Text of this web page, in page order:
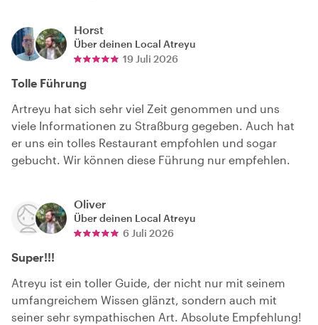
Horst
Über deinen Local Atreyu
19 Juli 2026
Tolle Führung
Artreyu hat sich sehr viel Zeit genommen und uns
viele Informationen zu Straßburg gegeben. Auch hat
er uns ein tolles Restaurant empfohlen und sogar
gebucht. Wir können diese Führung nur empfehlen.
Oliver
Über deinen Local Atreyu
6 Juli 2026
Super!!!
Atreyu ist ein toller Guide, der nicht nur mit seinem
umfangreichem Wissen glänzt, sondern auch mit
seiner sehr sympathischen Art. Absolute Empfehlung!